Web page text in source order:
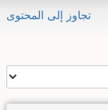
تجاوز إلى المحتوى